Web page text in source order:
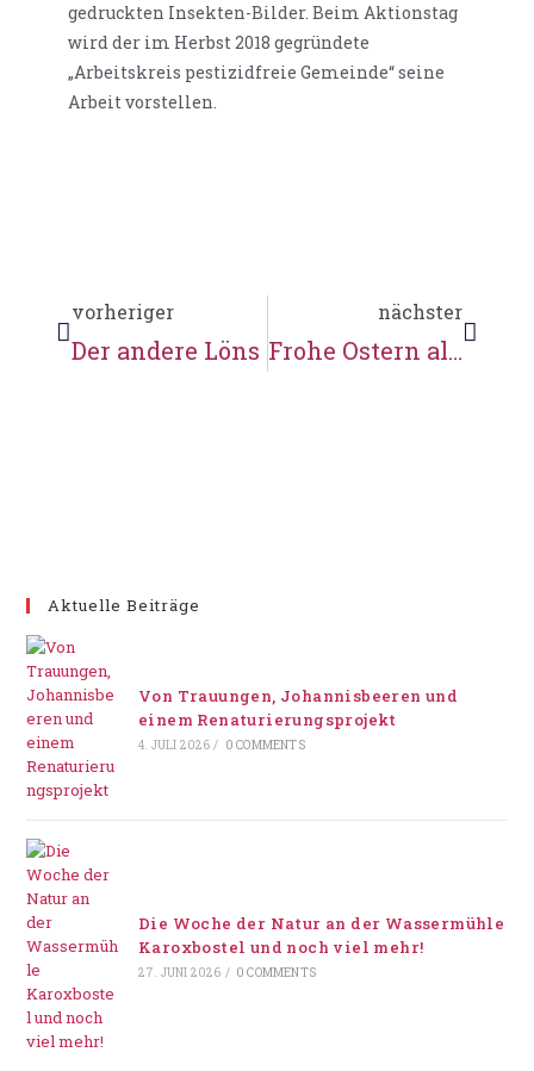
gedruckten Insekten-Bilder. Beim Aktionstag
wird der im Herbst 2018 gegründete
„Arbeitskreis pestizidfreie Gemeinde“ seine
Arbeit vorstellen.
vorheriger
Der andere Löns
nächster
Frohe Ostern allen Mühlenrettern
Aktuelle Beiträge
Von Trauungen, Johannisbeeren und
einem Renaturierungsprojekt
4. JULI 2026 / 0 COMMENTS
Die Woche der Natur an der Wassermühle
Karoxbostel und noch viel mehr!
27. JUNI 2026 / 0 COMMENTS